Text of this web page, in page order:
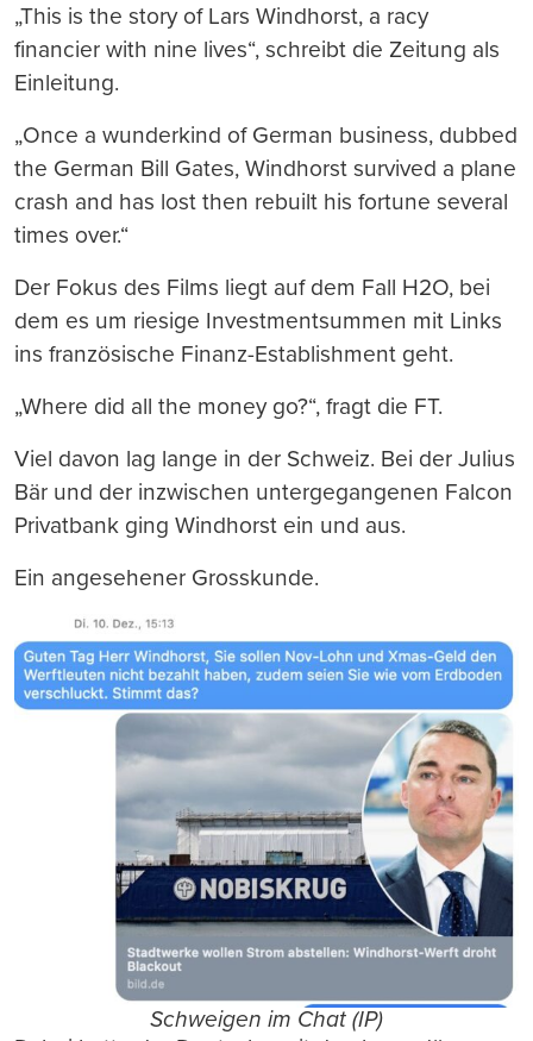
„This is the story of Lars Windhorst, a racy
financier with nine lives“, schreibt die Zeitung als
Einleitung.
„Once a wunderkind of German business, dubbed
the German Bill Gates, Windhorst survived a plane
crash and has lost then rebuilt his fortune several
times over.“
Der Fokus des Films liegt auf dem Fall H2O, bei
dem es um riesige Investmentsummen mit Links
ins französische Finanz-Establishment geht.
„Where did all the money go?“, fragt die FT.
Viel davon lag lange in der Schweiz. Bei der Julius
Bär und der inzwischen untergegangenen Falcon
Privatbank ging Windhorst ein und aus.
Ein angesehener Grosskunde.
Schweigen im Chat (IP)